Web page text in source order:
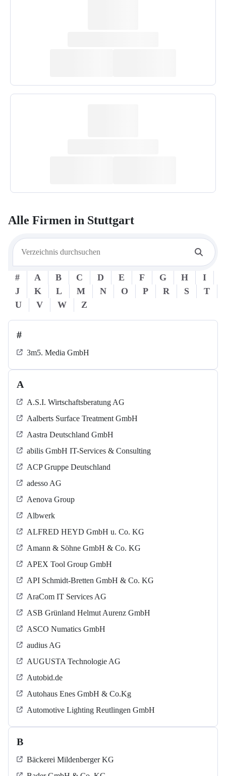
Alle Firmen in Stuttgart
# A B C D E F G H
I
J
K L M N O P R S
T
U
V W Z
#
3m5. Media GmbH
A
A.S.I. Wirtschaftsberatung AG
Aalberts Surface Treatment GmbH
Aastra Deutschland GmbH
abilis GmbH IT-Services & Consulting
ACP Gruppe Deutschland
adesso AG
Aenova Group
Albwerk
ALFRED HEYD GmbH u. Co. KG
Amann & Söhne GmbH & Co. KG
APEX Tool Group GmbH
API Schmidt-Bretten GmbH & Co. KG
AraCom IT Services AG
ASB Grün­land Helmut Au­renz GmbH
ASCO Numatics GmbH
audius AG
AUGUSTA Technologie AG
Autobid.de
Autohaus Enes GmbH & Co.Kg
Automotive Lighting Reutlingen GmbH
B
Bäckerei Mildenberger KG